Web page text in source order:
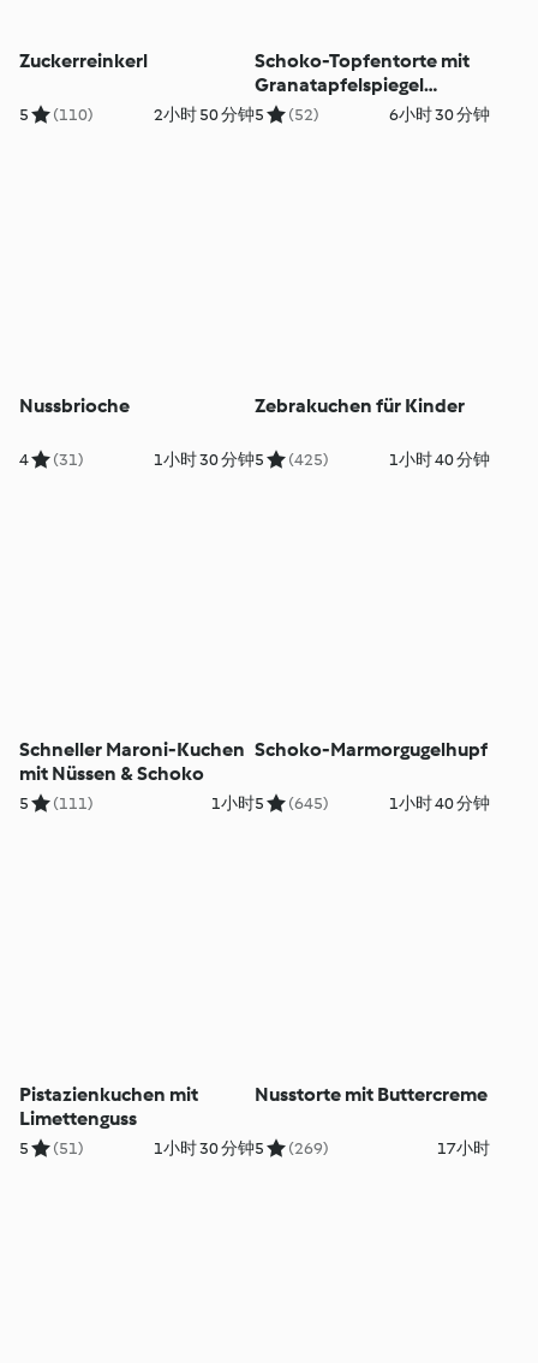
Zuckerreinkerl
5 (110) 2小时 50 分钟
Schoko-Topfentorte mit
Granatapfelspiegel
(glutenfrei)
5 (52) 6小时 30 分钟
Nussbrioche
4 (31) 1小时 30 分钟
Zebrakuchen für Kinder
5 (425) 1小时 40 分钟
Schneller Maroni-Kuchen
mit Nüssen & Schoko
5 (111) 1小时
Schoko-Marmorgugelhupf
5 (645) 1小时 40 分钟
Pistazienkuchen mit
Limettenguss
5 (51) 1小时 30 分钟
Nusstorte mit Buttercreme
5 (269) 17小时